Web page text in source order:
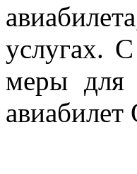
услугах.
меры для